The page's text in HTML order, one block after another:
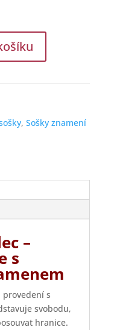
, Sošky znamení
–
s
s
svobodu,
hranice.